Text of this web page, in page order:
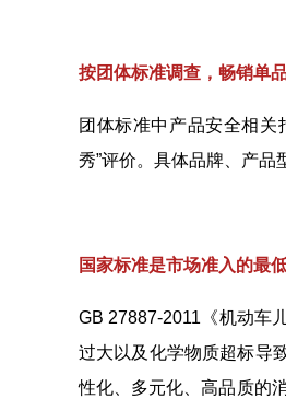
按团体标准调查，畅销单
团体标准中产品安全相
秀”评价。具体品牌、产品
国家标准是市场准入的最
GB 27887-2011《机动车
过大以及化学物质超标导
性化、多元化、高品质的